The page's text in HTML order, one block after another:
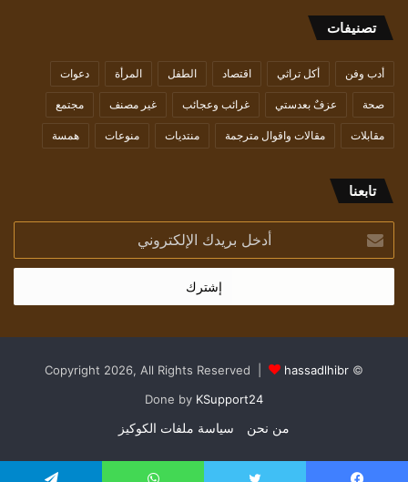
تصنيفات
أدب وفن أكل تراثي اقتصاد الطفل المرأة دعوات
صحة عزفٌ بعدستي غرائب وعجائب غير مصنف مجتمع
مقابلات مقالات واقوال مترجمة منتديات منوعات همسة
تابعنا
بريدك
الإلكتروني
© Copyright 2026, All Rights Reserved |
hassadlhibr
Done by KSupport24
من نحن سياسة ملفات الكوكيز